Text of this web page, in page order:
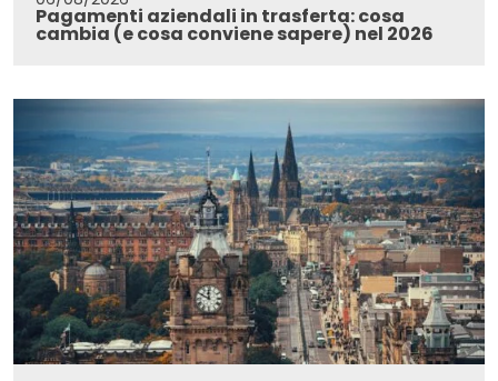
Pagamenti aziendali in trasferta: cosa
cambia (e cosa conviene sapere) nel 2026